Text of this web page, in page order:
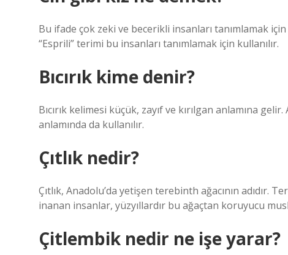
Bu ifade çok zeki ve becerikli insanları tanımlamak için
“Esprili” terimi bu insanları tanımlamak için kullanılır.
Bıcırık kime denir?
Bıcırık kelimesi küçük, zayıf ve kırılgan anlamına
anlamında da kullanılır.
Çıtlık nedir?
Çıtlık, Anadolu’da yetişen terebinth ağacının
inanan insanlar, yüzyıllardır bu ağaçtan koruyucu
Çitlembik nedir ne işe yarar?